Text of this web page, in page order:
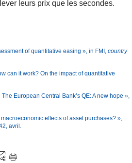
leurs prix que les secondes.
of quantitative easing », in FMI, country
can it work? On the impact of quantitative
The European Central Bank’s QE: A new hope »,
effects of asset purchases? »,
avril.